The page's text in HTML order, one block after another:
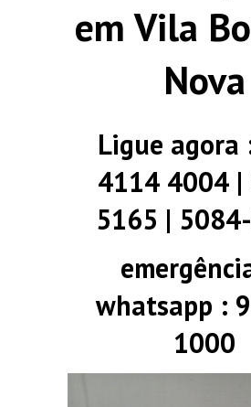
em Vila
Nova
Ligue agora
4114 4004 |
5165 |
whatsapp :
1000